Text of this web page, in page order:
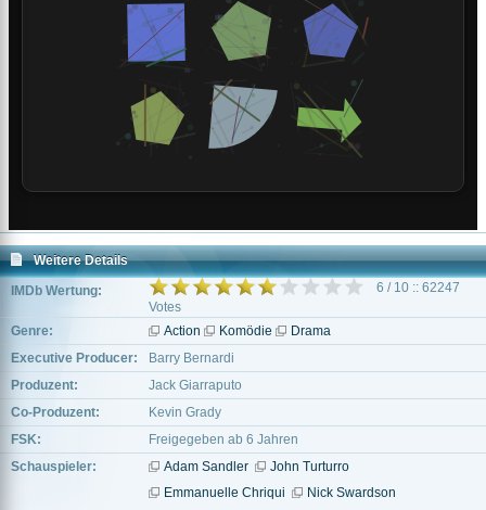
Weitere Details
IMDb Wertung:
6 / 10 :: 62247
Votes
Genre:
Action Komödie
Drama
Executive Producer:
Barry Bernardi
Produzent:
Jack Giarraputo
Co-Produzent:
Kevin Grady
FSK:
Freigegeben ab 6 Jahren
Schauspieler:
Adam Sandler
John Turturro
Emmanuelle Chriqui
Nick Swardson